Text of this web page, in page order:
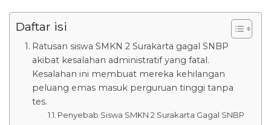
Daftar isi
Ratusan siswa SMKN 2 Surakarta gagal SNBP
akibat kesalahan administratif yang fatal.
Kesalahan ini membuat mereka kehilangan
peluang emas masuk perguruan tinggi tanpa
tes.
Penyebab Siswa SMKN 2 Surakarta Gagal SNBP